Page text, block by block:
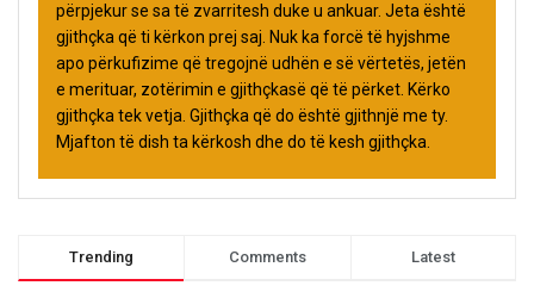
përpjekur se sa të zvarritesh duke u ankuar. Jeta është
gjithçka që ti kërkon prej saj. Nuk ka forcë të hyjshme
apo përkufizime që tregojnë udhën e së vërtetës, jetën
e merituar, zotërimin e gjithçkasë që të përket. Kërko
gjithçka tek vetja. Gjithçka që do është gjithnjë me ty.
Mjafton të dish ta kërkosh dhe do të kesh gjithçka.
Trending Comments Latest